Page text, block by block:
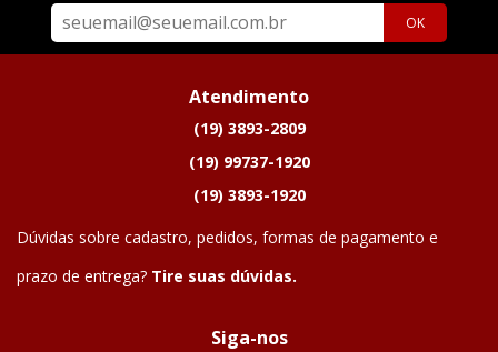
OK
Atendimento
(19) 3893-2809
(19) 99737-1920
(19) 3893-1920
Dúvidas sobre cadastro, pedidos, formas de pagamento e
prazo de entrega? Tire suas dúvidas.
Siga-nos